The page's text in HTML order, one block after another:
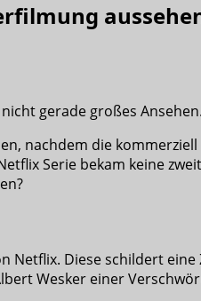
gerade großes Ansehen.
nachdem die
Serie bekam keine
Netflix. Diese schildert
Wesker einer